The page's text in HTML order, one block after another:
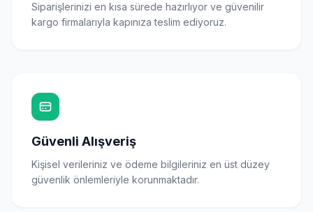
Siparişlerinizi en kısa sürede hazırlıyor ve güvenilir
kargo firmalarıyla kapınıza teslim ediyoruz.
Güvenli Alışveriş
Kişisel verileriniz ve ödeme bilgileriniz en üst düzey
güvenlik önlemleriyle korunmaktadır.